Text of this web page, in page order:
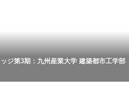
ジ第3期：九州産業大学 建築都市工学部